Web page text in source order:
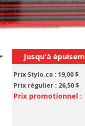
Jusqu'à
Prix Stylo.ca : 19,00 $
Prix régulier : 26,50 $
Prix promotionnel :